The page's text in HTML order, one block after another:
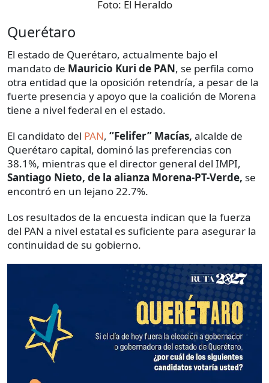
Foto: El Heraldo
Querétaro
El estado de Querétaro, actualmente bajo el
mandato de Mauricio Kuri de PAN, se perfila como
otra entidad que la oposición retendría, a pesar de la
fuerte presencia y apoyo que la coalición de Morena
tiene a nivel federal en el estado.
El candidato del PAN, “Felifer” Macías, alcalde de
Querétaro capital, dominó las preferencias con
38.1%, mientras que el director general del IMPI,
Santiago Nieto, de la alianza Morena-PT-Verde, se
encontró en un lejano 22.7%.
Los resultados de la encuesta indican que la fuerza
del PAN a nivel estatal es suficiente para asegurar la
continuidad de su gobierno.